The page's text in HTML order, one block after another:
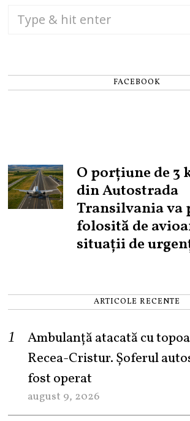
FACEBOOK
O porțiune de
din Autostrada
Transilvania va
folosită de
situații de
ARTICOLE RECENTE
Ambulanță atacată cu
Recea-Cristur. Șoferul
fost operat
august 9, 2026